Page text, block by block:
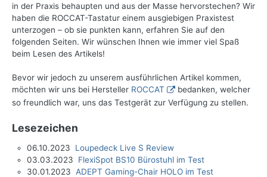
in der Praxis behaupten und aus der Masse hervorstechen? Wir
haben die ROCCAT-Tastatur einem ausgiebigen Praxistest
unterzogen – ob sie punkten kann, erfahren Sie auf den
folgenden Seiten. Wir wünschen Ihnen wie immer viel Spaß
beim Lesen des Artikels!
Bevor wir jedoch zu unserem ausführlichen Artikel kommen,
möchten wir uns bei Hersteller ROCCAT
bedanken, welcher
so freundlich war, uns das Testgerät zur Verfügung zu stellen.
Lesezeichen
06.10.2023 Loupedeck Live S Review
03.03.2023 FlexiSpot BS10 Bürostuhl im Test
30.01.2023 ADEPT Gaming-Chair HOLO im Test